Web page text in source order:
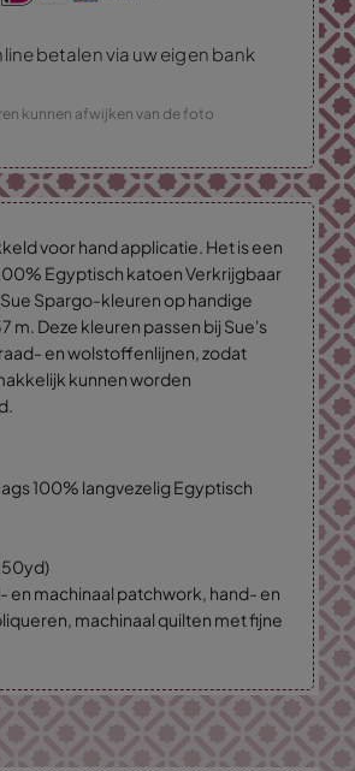
betalen via uw eigen bank
kunnen afwijken van de foto
voor hand applicatie. Het is een
Egyptisch katoen Verkrijgbaar
Spargo-kleuren op handige
m. Deze kleuren passen bij Sue's
en wolstoffenlijnen, zodat
kunnen worden
100% langvezelig Egyptisch
en machinaal patchwork, hand- en
machinaal quilten met fijne